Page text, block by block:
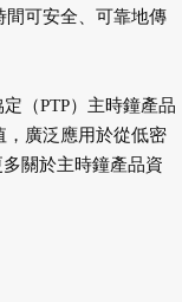
間可安全、可靠地傳
（PTP）主時鐘產品
，廣泛應用於從低密
關於主時鐘產品資